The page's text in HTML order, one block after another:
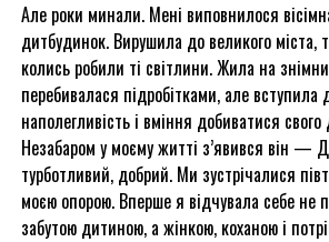
Але роки минали. Мені виповнилося
дитбудинок. Вирушила до великого міста,
колись робили ті світлини. Жила на
перебивалася підробітками, але
наполегливість і вміння добиватися
Незабаром у моєму житті з’явився він —
турботливий, добрий. Ми зустрічалися
моєю опорою. Вперше я відчувала себе не
забутою дитиною, а жінкою, коханою і